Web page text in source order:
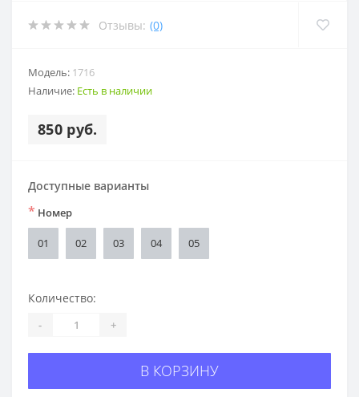
Отзывы: (0)
Модель: 1716
Наличие: Есть в наличии
850 руб.
Доступные варианты
* Номер
01 02 03 04 05
Количество:
- +
В КОРЗИНУ